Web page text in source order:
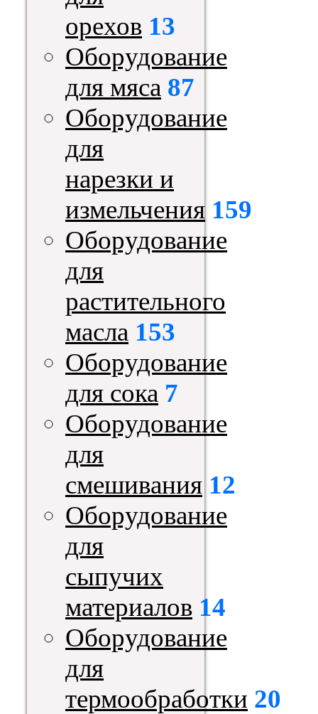
орехов 13
Оборудование
для мяса 87
Оборудование
для
нарезки и
измельчения 159
Оборудование
для
растительного
масла 153
Оборудование
для сока 7
Оборудование
для
смешивания 12
Оборудование
для
сыпучих
материалов 14
Оборудование
для
термообработки 20